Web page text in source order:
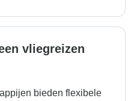
vliegreizen
bieden flexibele